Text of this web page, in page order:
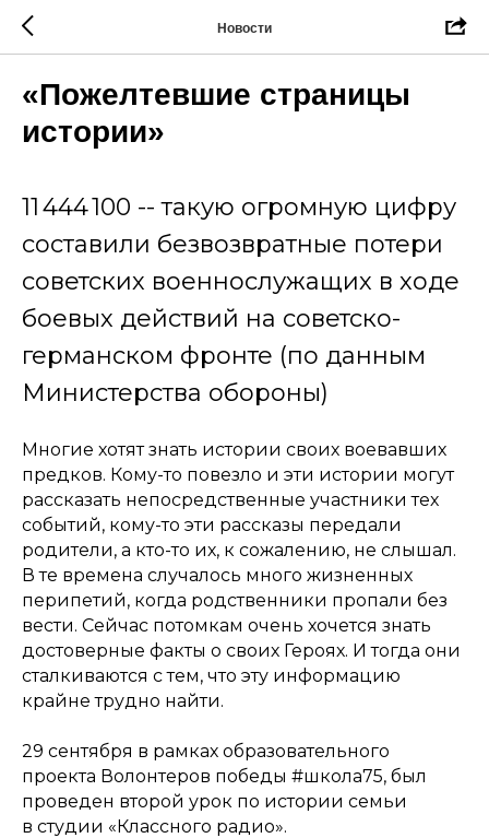
Новости
«Пожелтевшие страницы
истории»
11 444 100 -- такую огромную цифру
составили безвозвратные потери
советских военнослужащих в ходе
боевых действий на советско-
германском фронте (по данным
Министерства обороны)
Многие хотят знать истории своих воевавших
предков. Кому-то повезло и эти истории могут
рассказать непосредственные участники тех
событий, кому-то эти рассказы передали
родители, а кто-то их, к сожалению, не слышал.
В те времена случалось много жизненных
перипетий, когда родственники пропали без
вести. Сейчас потомкам очень хочется знать
достоверные факты о своих Героях. И тогда они
сталкиваются с тем, что эту информацию
крайне трудно найти.
29 сентября в рамках образовательного
проекта Волонтеров победы #школа75, был
проведен второй урок по истории семьи
в студии «Классного радио».